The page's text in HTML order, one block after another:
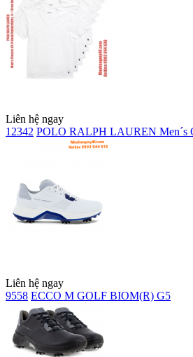
Liên hệ ngay
12342 POLO RALPH LAUREN Men´s
Liên hệ ngay
9558 ECCO M GOLF BIOM(R) G5